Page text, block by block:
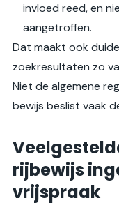
invloed reed, en
aangetroffen.
Dat maakt ook
zoekresultaten zo
Niet de algemene
bewijs beslist vaak
rijbewijs
vrijspraak